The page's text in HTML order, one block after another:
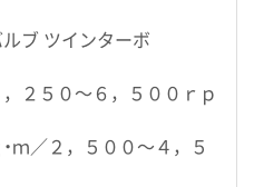
ブ ツインターボ
２５０～６，５００ｒｐ
／２，５００～４，５